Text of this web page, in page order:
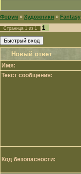
Форум » Художники » Fantasy
Страница 1 из 1 1
Новый ответ
Имя:
Текст сообщения:
Код безопасности: